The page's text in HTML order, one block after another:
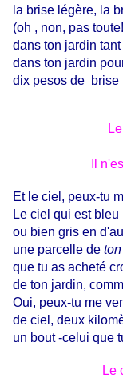
la brise légère, la
(oh , non, pas
dans ton jardin
dans ton jardin
dix pesos de brise
Il
Et le ciel, peux-tu
Le ciel qui est bleu
ou bien gris en
une parcelle de ton
que tu as acheté
de ton jardin,
Oui, peux-tu me
de ciel, deux
un bout -celui que
Le